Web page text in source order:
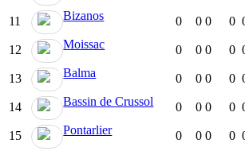
11 Bizanos 0 0 0 0
12 Moissac 0 0 0 0
13 Balma 0 0 0 0
14 Bassin de Crussol 0 0 0 0
15 Pontarlier 0 0 0 0